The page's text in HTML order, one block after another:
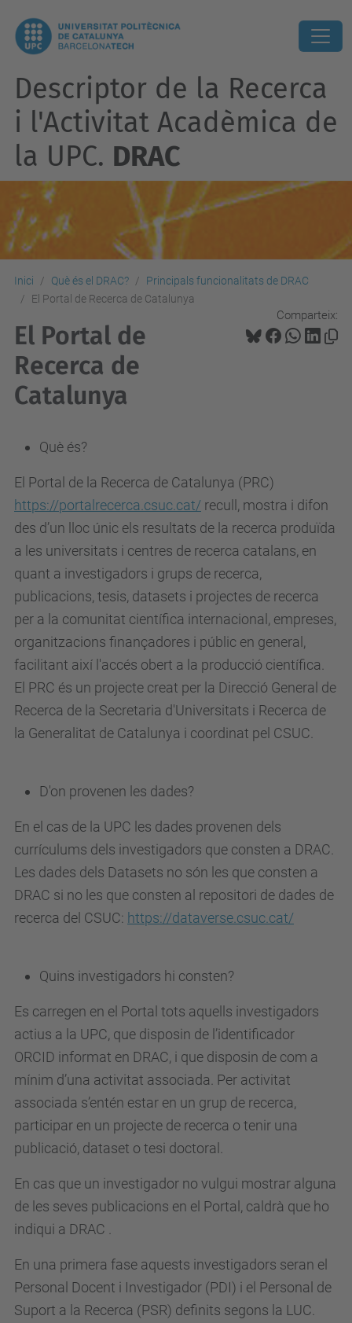
Descriptor de la Recerca
i l'Activitat Acadèmica de
la UPC. DRAC
Inici Què és el DRAC?
Principals funcionalitats de DRAC
El Portal de Recerca de Catalunya
Comparteix:
El Portal de
Recerca de
Catalunya
Què és?
El Portal de la Recerca de Catalunya (PRC)
https://portalrecerca.csuc.cat/ recull, mostra i difon
des d’un lloc únic els resultats de la recerca produïda
a les universitats i centres de recerca catalans, en
quant a investigadors i grups de recerca,
publicacions, tesis, datasets i projectes de recerca
per a la comunitat científica internacional, empreses,
organitzacions finançadores i públic en general,
facilitant així l'accés obert a la producció científica.
El PRC és un projecte creat per la Direcció General de
Recerca de la Secretaria d'Universitats i Recerca de
la Generalitat de Catalunya i coordinat pel CSUC.
D'on provenen les dades?
En el cas de la UPC les dades provenen dels
currículums dels investigadors que consten a DRAC.
Les dades dels Datasets no són les que consten a
DRAC si no les que consten al repositori de dades de
recerca del CSUC: https://dataverse.csuc.cat/
Quins investigadors hi consten?
Es carregen en el Portal tots aquells investigadors
actius a la UPC, que disposin de l’identificador
ORCID informat en DRAC, i que disposin de com a
mínim d’una activitat associada. Per activitat
associada s’entén estar en un grup de recerca,
participar en un projecte de recerca o tenir una
publicació, dataset o tesi doctoral.
En cas que un investigador no vulgui mostrar alguna
de les seves publicacions en el Portal, caldrà que ho
indiqui a DRAC .
En una primera fase aquests investigadors seran el
Personal Docent i Investigador (PDI) i el Personal de
Suport a la Recerca (PSR) definits segons la LUC.